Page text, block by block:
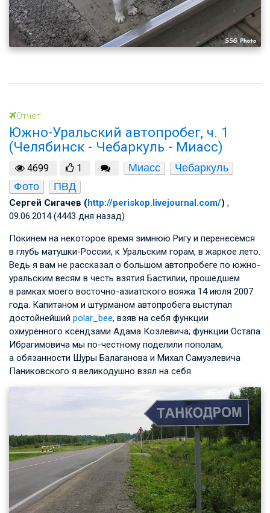
Отчет
Южно-Уральский автопробег, ч. 1
(Челябинск - Чебаркуль - Миасс)
4699 1 Миасс
Чебаркуль
Фото
ПВД
Cергей Сигачев (http://periskop.livejournal.com/) ,
09.06.2014 (4443 дня назад)
Покинем на некоторое время зимнюю Ригу и перенесёмся
в глубь матушки-России, к Уральским горам, в жаркое лето.
Ведь я вам не рассказал о большом автопробеге по южно-
уральским весям в честь взятия Бастилии, прошедшем
в рамках моего восточно-азиатского вояжа 14 июля 2007
года. Капитаном и штурманом автопробега выступал
достойнейший polar_bee, взяв на себя функции
охмурённого ксёндзами Адама Козлевича; функции Остапа
Ибрагимовича мы по-честному поделили пополам,
а обязанности Шуры Балаганова и Михал Самуэлевича
Паниковского я великодушно взял на себя.